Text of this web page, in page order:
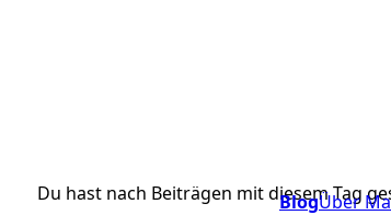
BlogÜber
Du hast nach Beiträgen mit diesem Tag